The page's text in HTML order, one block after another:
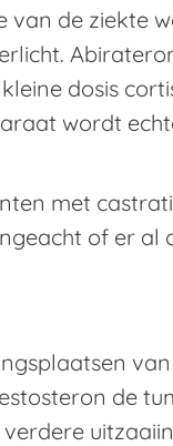
van de ziekte
dosis
wordt
met
of er al
de